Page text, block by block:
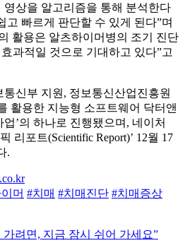
영상을 알고리즘을 통해 분석한다
고 빠르게 판단할 수 있게 된다”며
활용은 알츠하이머병의 조기 진단
과적일 것으로 기대하고 있다”고
신부 지원, 정보통신산업진흥원
활용한 지능형 소프트웨어 닥터앤
’의 하나로 진행됐으며, 네이처
리포트(Scientific Report)’ 12월 17
.
머 #치매 #치매진단 #치매증상
려면, 지금 잠시 쉬어 가세요”